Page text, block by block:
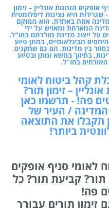
אחת באחרת. הוא ממוקם
המארחת ומאויש על ידי
על ייצוג מדינת מולדתם בחו"ל.
הבינלאומיים, במתן סיוע
בין מדינות. הם גם שחקנים
בתיווך במשא ומתן ובסיוע
האזרחים בחו"ל.
קהל ביטוח לאומי
– זימון תור?
פה! - תרשמו כאן
/ העיר של
תקבלו את התוצאה
ביותר!
תור? קביעת תור? כל
פה!
זימון תורים עבורך
המידע נכון לתאריך: 07/08/2026 09:48